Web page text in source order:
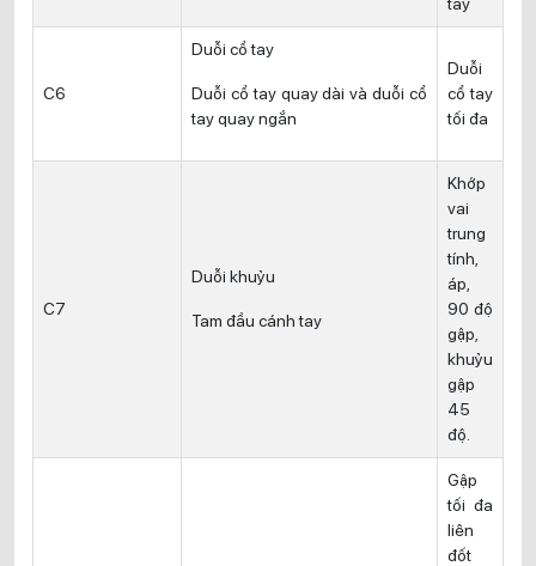
C6
Duỗi cổ tay
Duỗi cổ tay quay dài và duỗi cổ
tay quay ngắn
Duỗi
cổ tay
tối đa
C7
Duỗi khuỷu
Tam đầu cánh tay
Khớp
vai
trung
tính,
áp,
90 độ
gập,
khuỷu
gập
45
độ.
Gập
tối đa
liên
đốt